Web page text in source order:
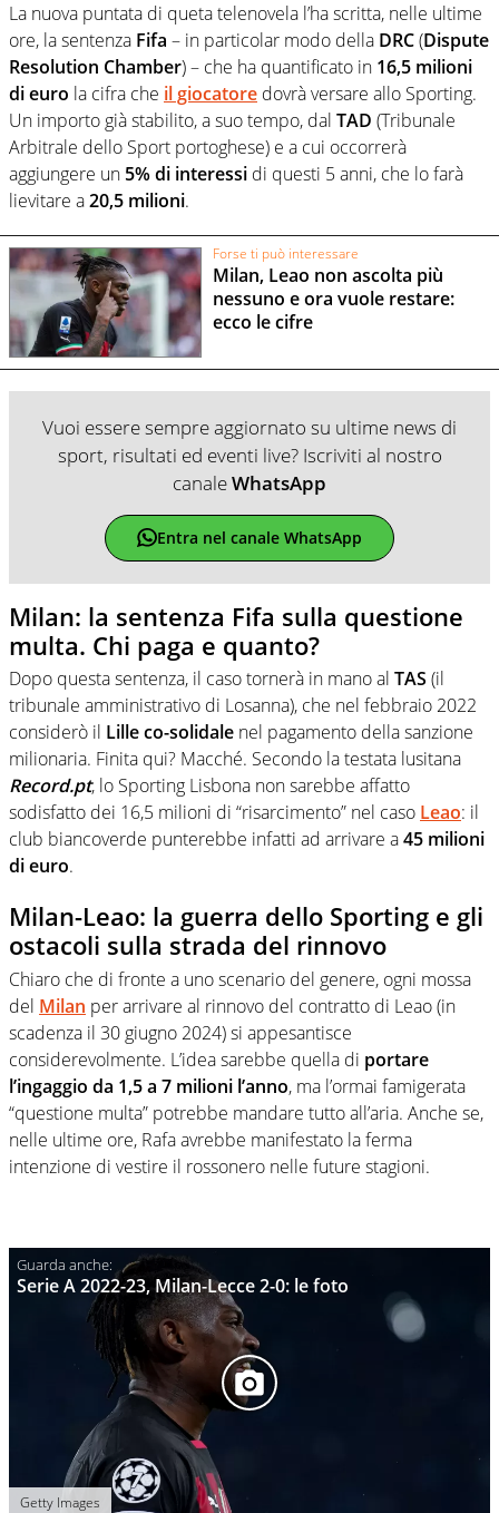
La nuova puntata di queta telenovela l’ha scritta, nelle ultime
ore, la sentenza Fifa – in particolar modo della DRC(Dispute
Resolution Chamber) – che ha quantificato in 16,5 milioni
di euro la cifra che il giocatore dovrà versare allo Sporting.
Un importo già stabilito, a suo tempo, dal TAD (Tribunale
Arbitrale dello Sport portoghese) e a cui occorrerà
aggiungere un 5% di interessi di questi 5 anni, che lo farà
lievitare a20,5 milioni.
Forse ti può interessare
Milan, Leao non ascolta più
nessuno e ora vuole restare:
ecco le cifre
Vuoi essere sempre aggiornato su ultime news di
sport, risultati ed eventi live? Iscriviti al nostro
canaleWhatsApp
Entra nel canale WhatsApp
Milan: la sentenza Fifa sulla questione
multa. Chi paga e quanto?
Dopo questa sentenza, il caso tornerà in mano al TAS (il
tribunale amministrativo di Losanna), che nel febbraio 2022
considerò il Lille co-solidale nel pagamento della sanzione
milionaria. Finita qui? Macché. Secondo la testata lusitana
Record.pt, lo Sporting Lisbona non sarebbe affatto
sodisfatto dei 16,5 milioni di “risarcimento” nel caso Leao: il
club biancoverde punterebbe infatti ad arrivare a45 milioni
di euro.
Milan-Leao: la guerra dello Sporting e gli
ostacoli sulla strada del rinnovo
Chiaro che di fronte a uno scenario del genere, ogni mossa
del Milan per arrivare al rinnovo del contratto di Leao (in
scadenza il 30 giugno 2024) si appesantisce
considerevolmente. L’idea sarebbe quella di portare
l’ingaggio da 1,5 a 7 milioni l’anno, ma l’ormai famigerata
“questione multa” potrebbe mandare tutto all’aria. Anche se,
nelle ultime ore, Rafa avrebbe manifestato la ferma
intenzione di vestire il rossonero nelle future stagioni.
Serie A 2022-23, Milan-Lecce 2-0: le foto
Getty Images